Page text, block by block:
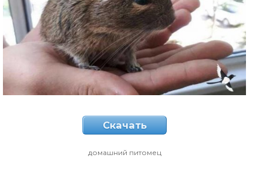
Скачать
домашний питомец